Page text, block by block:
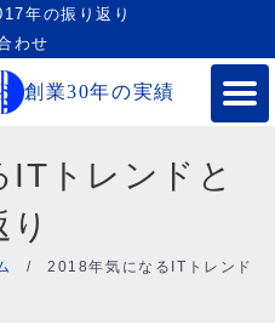
年の振り返り
わせ
創業30年の実績
トレンドと
/2018年気になるITトレンド